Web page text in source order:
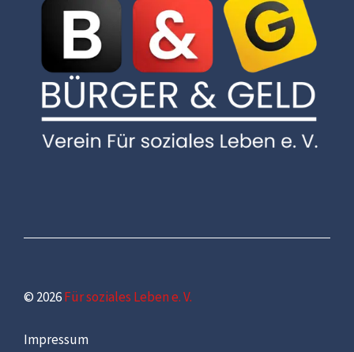
© 2026Für soziales Leben e. V.
Impressum